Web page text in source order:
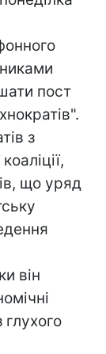
пост
з
що уряд
він